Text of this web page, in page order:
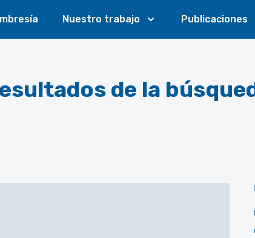
Nuestro trabajo Publicaciones
de la